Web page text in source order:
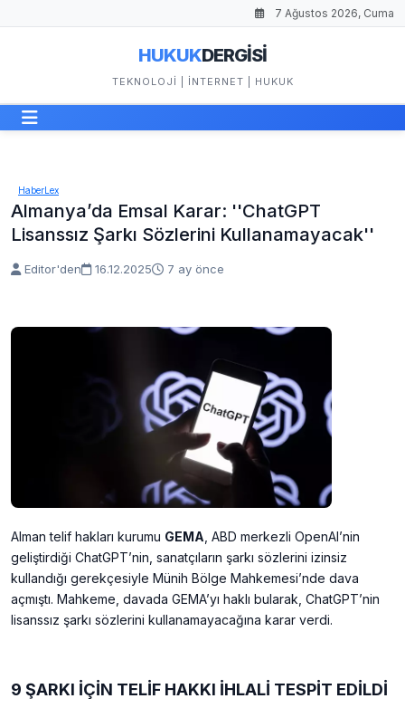
7 Ağustos 2026, Cuma
HUKUKDERGİSİ
TEKNOLOJI | İNTERNET | HUKUK
HaberLex
Almanya’da Emsal Karar: ''ChatGPT
Lisanssız Şarkı Sözlerini Kullanamayacak''
Editor'den 16.12.2025 7 ay önce
Alman telif hakları kurumu GEMA , ABD merkezli OpenAI’nin
geliştirdiği ChatGPT’nin, sanatçıların şarkı sözlerini izinsiz
kullandığı gerekçesiyle Münih Bölge Mahkemesi’nde dava
açmıştı. Mahkeme, davada GEMA’yı haklı bularak, ChatGPT’nin
lisanssız şarkı sözlerini kullanamayacağına karar verdi.
9 ŞARKI İÇİN TELİF HAKKI İHLALİ TESPİT EDİLDİ